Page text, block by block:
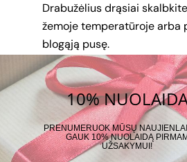
Drabužėlius drąsiai
žemoje temperatūroje arba
blogąją pusę.
Nemokamas siuntimas
Galime pasiūti pagal Jūsų
kaina paskaičiuosime
myjuko@gmail.com
10%
PRENUMERUOK MŪSŲ
GAUK 10% NUOLAIDĄ
UŽSAKYMUI!